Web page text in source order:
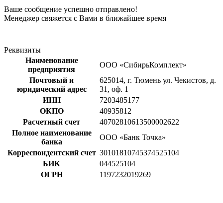
Ваше сообщение успешно отправлено!
Менеджер свяжется с Вами в ближайшее время
Реквизиты
Наименование
предприятия
ООО «СибирьКомплект»
Почтовый и
юридический адрес
625014, г. Тюмень ул. Чекистов, д.
31, оф. 1
ИНН
7203485177
ОКПО
40935812
Расчетный счет
40702810613500002622
Полное наименование
банка
ООО «Банк Точка»
Корреспондентский счет 30101810745374525104
БИК
044525104
ОГРН
1197232019269